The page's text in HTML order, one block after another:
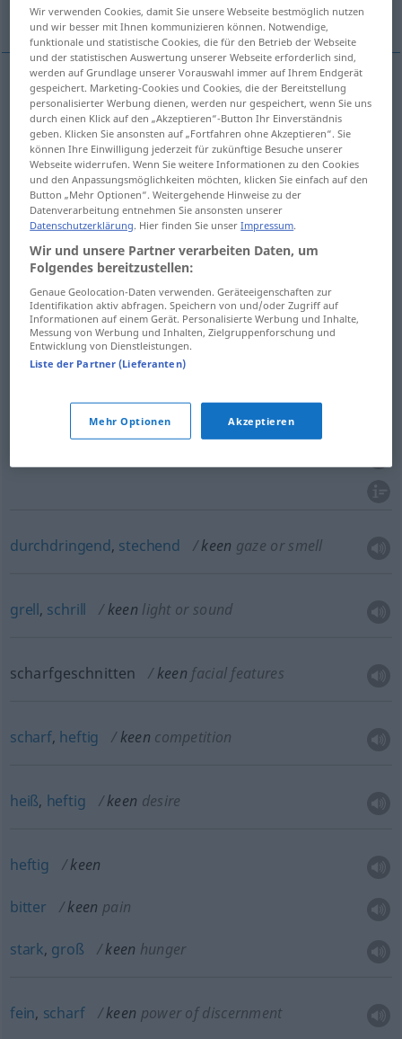
heiß, heftig Weitere Übersetzungen...
scharf(geschliffen) keen POET
schneidend,scharf keen wind
beißend keen derision OBS
scharf keeneyes
fein keenears
durchdringend, stechend keen gaze or smell
grell, schrill keen light or sound
scharfgeschnitten keen facial features
scharf, heftig keen competition
heiß, heftig keen desire
heftig keen
bitter keen pain
stark, groß keen hunger
fein, scharf keen power of discernment
Wir verwenden Cookies, damit Sie unsere Webseite bestmöglich nutzen
und wir besser mit Ihnen kommunizieren können. Notwendige,
funktionale und statistische Cookies, die für den Betrieb der Webseite
und der statistischen Auswertung unserer Webseite erforderlich sind,
werden auf Grundlage unserer Vorauswahl immer auf Ihrem Endgerät
gespeichert. Marketing-Cookies und Cookies, die der Bereitstellung
personalisierter Werbung dienen, werden nur gespeichert, wenn Sie uns
durch einen Klick auf den „Akzeptieren“-Button Ihr Einverständnis
geben. Klicken Sie ansonsten auf „Fortfahren ohne Akzeptieren“. Sie
können Ihre Einwilligung jederzeit für zukünftige Besuche unserer
Webseite widerrufen. Wenn Sie weitere Informationen zu den Cookies
und den Anpassungsmöglichkeiten möchten, klicken Sie einfach auf den
Button „Mehr Optionen“. Weitergehende Hinweise zu der
Datenverarbeitung entnehmen Sie ansonsten unserer
Datenschutzerklärung. Hier finden Sie unserImpressum.
Wir und unsere Partner verarbeiten Daten, um
Folgendes bereitzustellen:
Genaue Geolocation-Daten verwenden. Geräteeigenschaften zur
Identifikation aktiv abfragen. Speichern von und/oder Zugriff auf
Informationen auf einem Gerät. Personalisierte Werbung und Inhalte,
Messung von Werbung und Inhalten, Zielgruppenforschung und
Entwicklung von Dienstleistungen.
Liste der Partner (Lieferanten)
Mehr Optionen Akzeptieren